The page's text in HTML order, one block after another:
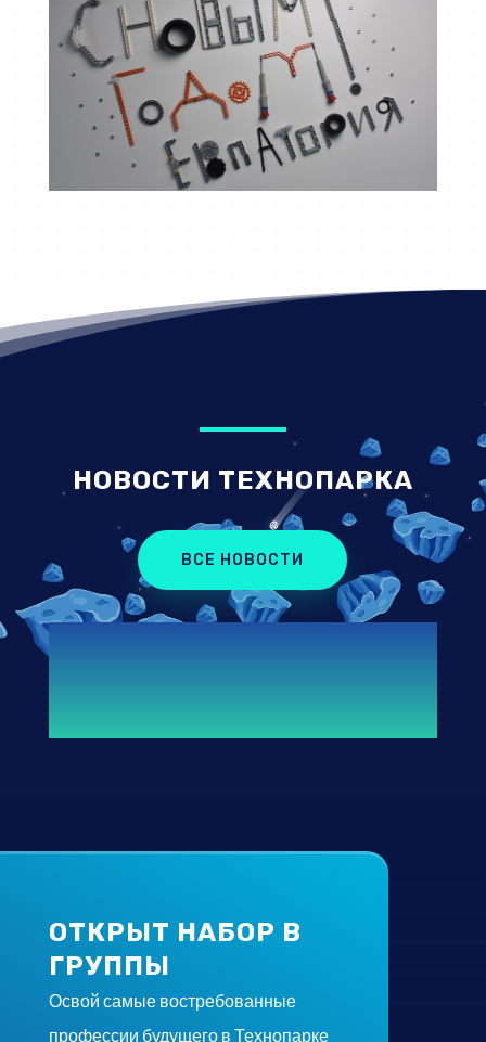
НОВОСТИ ТЕХНОПАРКА
ВСЕ НОВОСТИ
ОТКРЫТ НАБОР В
ГРУППЫ
Освой самые востребованные
профессии будущего в Технопарке